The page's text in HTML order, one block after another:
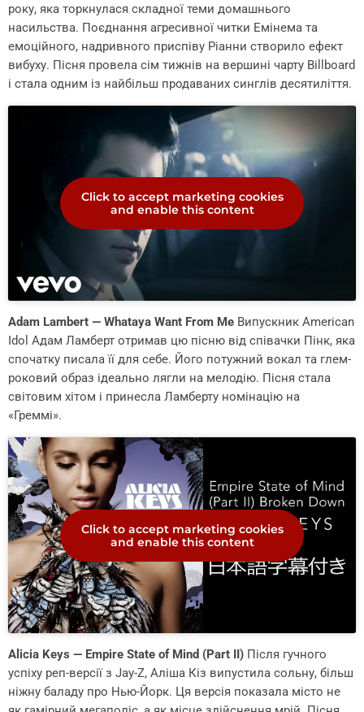
року, яка торкнулася складної теми домашнього
насильства. Поєднання агресивної читки Емінема та
емоційного, надривного приспіву Ріанни створило ефект
вибуху. Пісня провела сім тижнів на вершині чарту Billboard
і стала одним із найбільш продаваних синглів десятиліття.
Click to accept marketing cookies
and enable this content
Adam Lambert — Whataya Want From Me Випускник American
Idol Адам Ламберт отримав цю пісню від співачки Пінк, яка
спочатку писала її для себе. Його потужний вокал та глем-
роковий образ ідеально лягли на мелодію. Пісня стала
світовим хітом і принесла Ламберту номінацію на
«Греммі».
Click to accept marketing cookies
and enable this content
Alicia Keys — Empire State of Mind (Part II) Після гучного
успіху реп-версії з Jay-Z, Аліша Кіз випустила сольну, більш
ніжну баладу про Нью-Йорк. Ця версія показала місто не